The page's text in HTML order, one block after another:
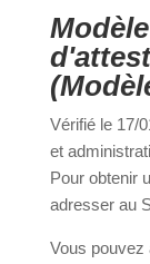
Vérifié le
légale et
Pour obtenir